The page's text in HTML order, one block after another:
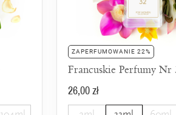
ZAPERFUMOWANIE 22%
Francuskie Perfumy Nr
26,00 zł